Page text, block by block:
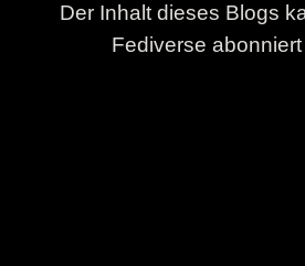
Der Inhalt dieses Blogs
Fediverse